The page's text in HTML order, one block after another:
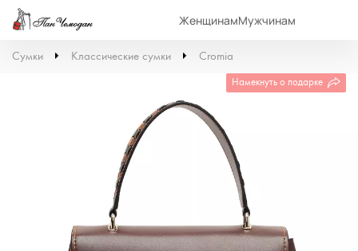
ЖенщинамМужчинам
Сумки Классические сумки Cromia
Намекнуть о подарке